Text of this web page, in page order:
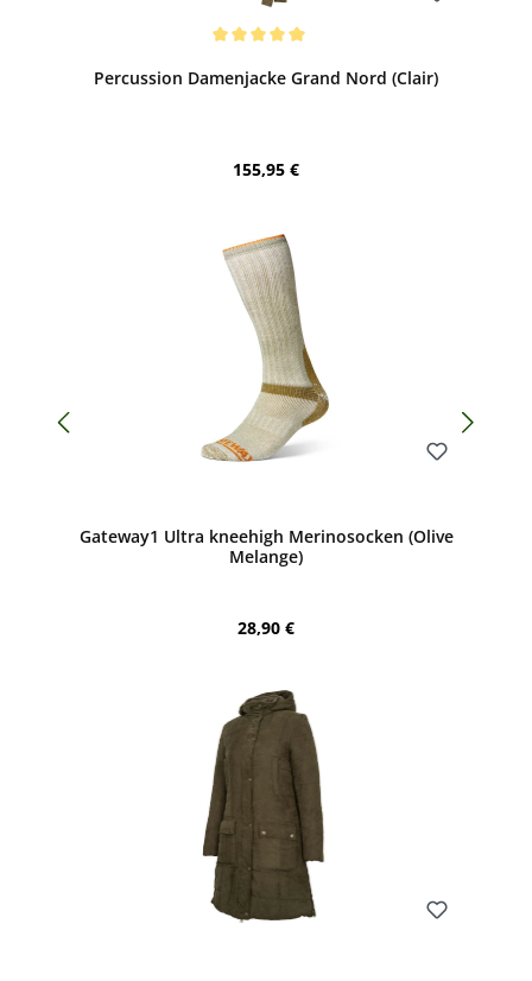
Percussion Damenjacke Grand Nord (Clair)
Regulärer Preis:
155,95 €
Gateway1 Ultra kneehigh Merinosocken (Olive
Melange)
Regulärer Preis:
28,90 €